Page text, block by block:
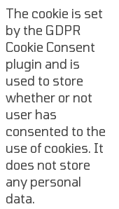
The cookie is set
by the GDPR
Cookie Consent
plugin and is
used to store
whether or not
user has
consented to the
use of cookies. It
does not store
any personal
data.